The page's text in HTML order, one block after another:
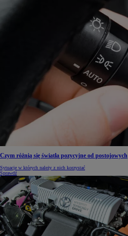
Czym różnią się światła pozycyjne od postojowych
Sytuacje w których należy z nich korzystać
Sprawdź